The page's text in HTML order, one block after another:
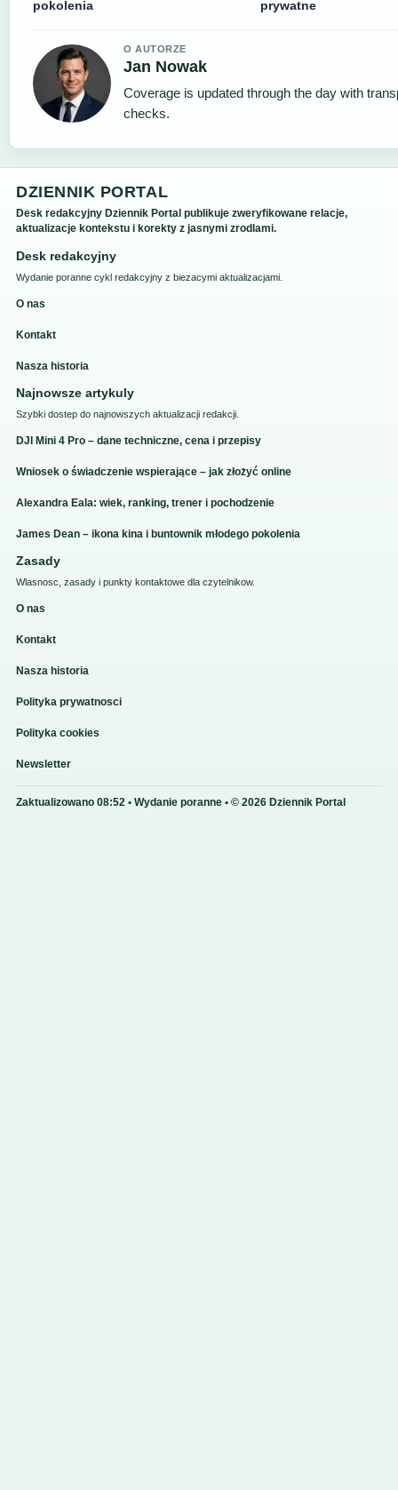
pokolenia
prywatne
O AUTORZE
Jan Nowak
Coverage is updated through the day with
checks.
DZIENNIK PORTAL
Desk redakcyjny Dziennik Portal publikuje zweryfikowane relacje,
aktualizacje kontekstu i korekty z jasnymi zrodlami.
Desk redakcyjny
Wydanie poranne cykl redakcyjny z biezacymi aktualizacjami.
O nas
Kontakt
Nasza historia
Najnowsze artykuly
Szybki dostep do najnowszych aktualizacji redakcji.
DJI Mini 4 Pro – dane techniczne, cena i przepisy
Wniosek o świadczenie wspierające – jak złożyć online
Alexandra Eala: wiek, ranking, trener i pochodzenie
James Dean – ikona kina i buntownik młodego pokolenia
Zasady
Wlasnosc, zasady i punkty kontaktowe dla czytelnikow.
O nas
Kontakt
Nasza historia
Polityka prywatnosci
Polityka cookies
Newsletter
Zaktualizowano 08:52 • Wydanie poranne • © 2026 Dziennik Portal